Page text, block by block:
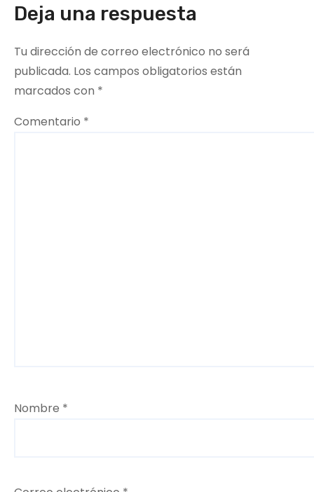
Deja una respuesta
Tu dirección de correo electrónico no será
publicada. Los campos obligatorios están
marcados con *
Comentario *
Nombre *